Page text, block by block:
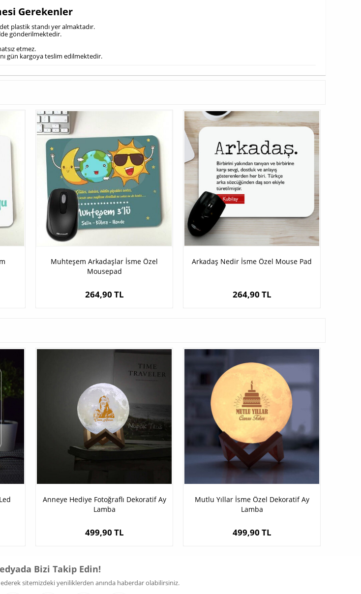
Gerekenler
plastik standı yer almaktadır.
gönderilmektedir.
etmez.
gün kargoya teslim edilmektedir.
Muhteşem Arkadaşlar İsme Özel
Mousepad
264,90 TL
Arkadaş Nedir İsme Özel Mouse Pad
264,90 TL
Anneye Hediye Fotoğraflı Dekoratif Ay
Lamba
499,90 TL
Mutlu Yıllar İsme Özel Dekoratif Ay
Lamba
499,90 TL
Bizi Takip Edin!
sitemizdeki yeniliklerden anında haberdar olabilirsiniz.